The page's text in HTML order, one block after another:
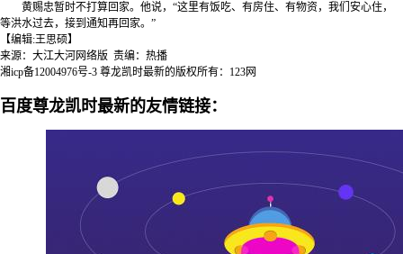
黄赐忠暂时不打算回家。他说，“这里有饭吃、有房住、有物资，我们安心住，
等洪水过去，接到通知再回家。”
【编辑:王思硕】
来源：大江大河网络版 责编：热播
湘icp备12004976号-3 尊龙凯时最新的版权所有：123网
百度尊龙凯时最新的友情链接：